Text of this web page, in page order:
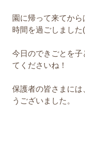
園に帰って来てか
時間を過ごしまし
今日のできごとを
てくださいね！
保護者の皆さまには
うございました。